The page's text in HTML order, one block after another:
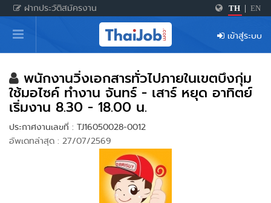
ฝากประวัติสมัครงาน TH EN
หน้าหลัก
ผู้สมัครงาน: เข้าสู่ระบบ
ฝากประวัติสมัครงาน
เกร็ดความรู้
สำหรับผู้ประกอบการ
เข้าสู่ระบบ
พนักงานวิ่งเอกสารทั่วไปภายในเขตบึงกุ่ม
ใช้มอไซค์ ทำงาน จันทร์ - เสาร์ หยุด อาทิตย์
เริ่มงาน 8.30 - 18.00 น.
ประกาศงานเลขที่ : TJ16050028-0012
อัพเดทล่าสุด : 27/07/2569